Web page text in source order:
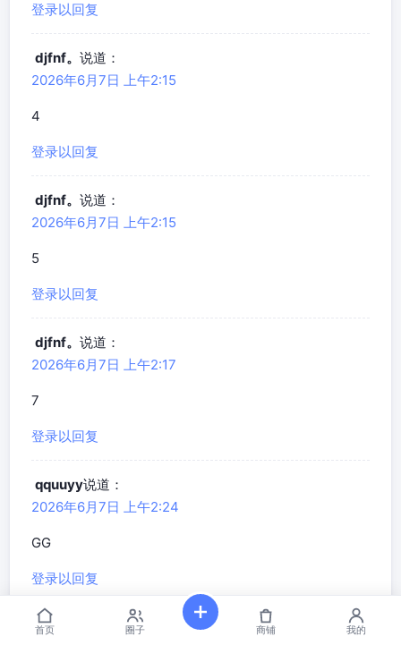
登录以回复
djfnf。 说道：
2026年6月7日 上午2:15
4
登录以回复
djfnf。 说道：
2026年6月7日 上午2:15
5
登录以回复
djfnf。 说道：
2026年6月7日 上午2:17
7
登录以回复
qquuyy说道：
2026年6月7日 上午2:24
GG
登录以回复
django
首页 圈子 商铺 我的